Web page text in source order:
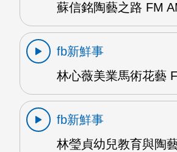
蘇信銘陶藝之路 FM
fb新鮮事
林心薇美業馬術花藝
fb新鮮事
林瑩貞幼兒教育與陶